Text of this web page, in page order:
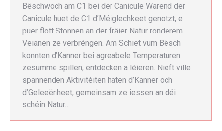
Bëschwoch am C1 bei der Canicule Wärend der
Canicule huet de C1 d’Méiglechkeet genotzt, e
puer flott Stonnen an der fräier Natur ronderëm
Veianen ze verbréngen. Am Schiet vum Bësch
konnten d’Kanner bei agreabele Temperaturen
zesumme spillen, entdecken a léieren. Nieft ville
spannenden Aktivitéiten haten d’Kanner och
d’Geleeënheet, gemeinsam ze iessen an déi
schéin Natur…